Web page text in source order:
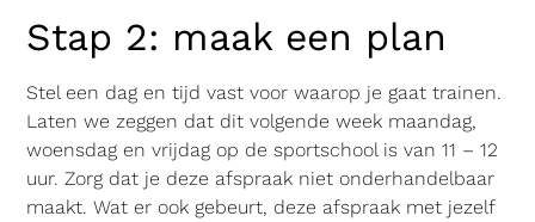
Stap 2: maak een plan
Stel een dag en tijd vast voor waarop je gaat trainen.
Laten we zeggen dat dit volgende week maandag,
woensdag en vrijdag op de sportschool is van 11 – 12
uur. Zorg dat je deze afspraak niet onderhandelbaar
maakt. Wat er ook gebeurt, deze afspraak met jezelf